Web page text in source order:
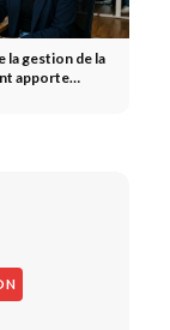
la gestion de la
apporte